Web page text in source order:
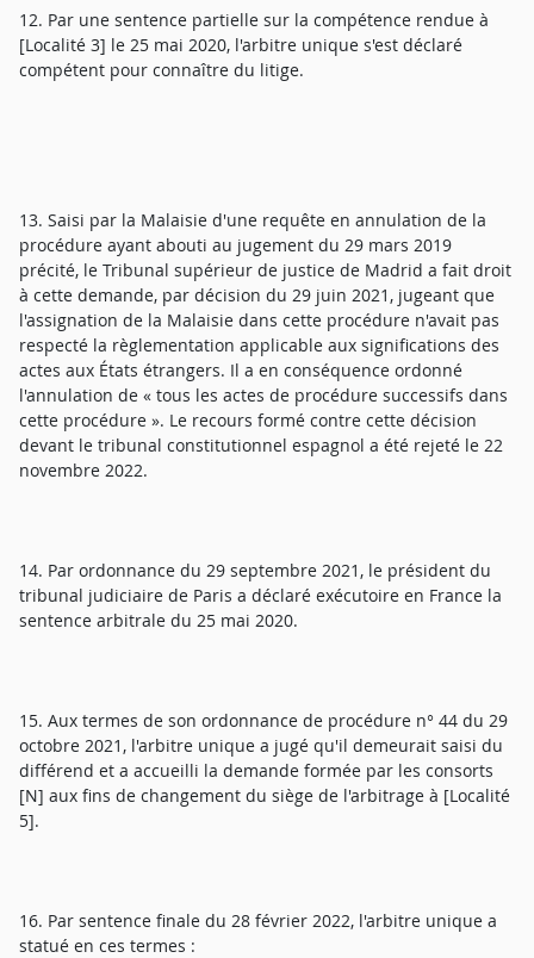
12. Par une sentence partielle sur la compétence rendue à
[Localité 3] le 25 mai 2020, l'arbitre unique s'est déclaré
compétent pour connaître du litige.
13. Saisi par la Malaisie d'une requête en annulation de la
procédure ayant abouti au jugement du 29 mars 2019
précité, le Tribunal supérieur de justice de Madrid a fait droit
à cette demande, par décision du 29 juin 2021, jugeant que
l'assignation de la Malaisie dans cette procédure n'avait pas
respecté la règlementation applicable aux significations des
actes aux États étrangers. Il a en conséquence ordonné
l'annulation de « tous les actes de procédure successifs dans
cette procédure ». Le recours formé contre cette décision
devant le tribunal constitutionnel espagnol a été rejeté le 22
novembre 2022.
14. Par ordonnance du 29 septembre 2021, le président du
tribunal judiciaire de Paris a déclaré exécutoire en France la
sentence arbitrale du 25 mai 2020.
15. Aux termes de son ordonnance de procédure n° 44 du 29
octobre 2021, l'arbitre unique a jugé qu'il demeurait saisi du
différend et a accueilli la demande formée par les consorts
[N] aux fins de changement du siège de l'arbitrage à [Localité
5].
16. Par sentence finale du 28 février 2022, l'arbitre unique a
statué en ces termes :